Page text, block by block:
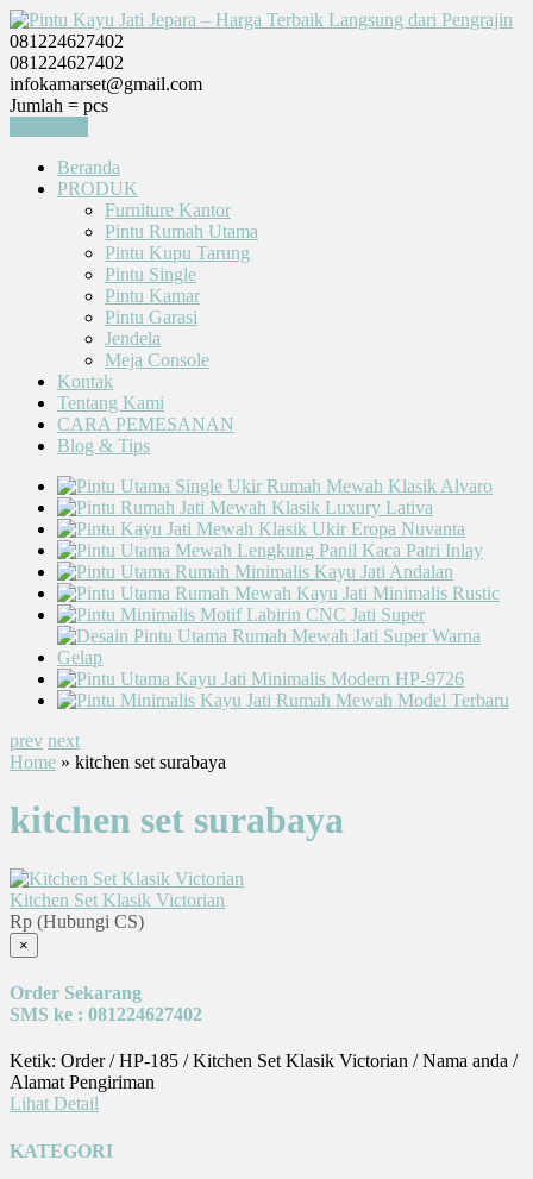
081224627402
081224627402
infokamarset@gmail.com
Jumlah = pcs
Beranda
PRODUK
Furniture Kantor
Pintu Rumah Utama
Pintu Kupu Tarung
Pintu Single
Pintu Kamar
Pintu Garasi
Jendela
Meja Console
Kontak
Tentang Kami
CARA PEMESANAN
Blog & Tips
prev next
Home » kitchen set surabaya
kitchen set surabaya
Kitchen Set Klasik Victorian
Rp (Hubungi CS)
×
Order Sekarang
SMS ke : 081224627402
Ketik: Order / HP-185 / Kitchen Set Klasik Victorian / Nama anda /
Alamat Pengiriman
Lihat Detail
KATEGORI